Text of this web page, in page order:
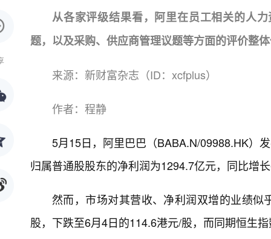
从各家评级结果看，阿里在员工相关的人
题，以及采购、供应商管理议题等方面的评价整
来源：新财富杂志（ID：xcfplus）
作者：程静
5月15日，阿里巴巴（BABA.N/09988.HK）
归属普通股股东的净利润为1294.7亿元，同比增
然而，市场对其营收、净利润双增的业绩
股，下跌至6月4日的114.6港元/股，而同期恒生